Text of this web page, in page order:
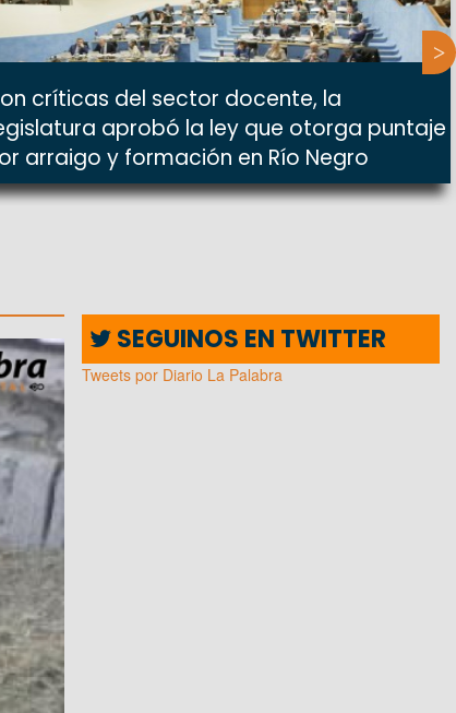
críticas del sector docente, la
aprobó la ley que otorga puntaje
arraigo y formación en Río Negro
SEGUINOS EN TWITTER
Tweets por Diario La Palabra